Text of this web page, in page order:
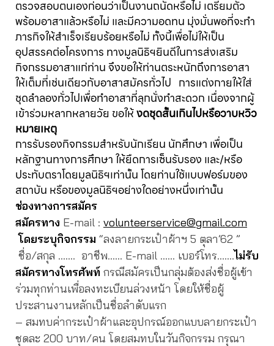
ตรวจสอบตนเองก่อนว่าเป็นงานถนัดหรือไม่ เตรียมตัว
พร้อมอาสาแล้วหรือไม่ และมีความอดทน มุ่งมั่นพอที่จะทำ
ภารกิจให้สำเร็จเรียบร้อยหรือไม่ ทั้งนี้เพื่อไม่ให้เป็น
อุปสรรคต่อโครงการ ทางมูลนิธิฯยินดีในการส่งเสริม
กิจกรรมอาสาแก่ท่าน จึงขอให้ท่านตระหนักถึงการอาสา
ให้เต็มที่เช่นเดียวกับอาสาสมัครทั่วไป การแต่งกายให้ใส่
ชุดลำลองทั่วไปเพื่อทำอาสาที่ลุกนั่งทำสะดวก เนื่องจากผู้
เข้าร่วมหลากหลายวัย ขอให้งดชุดสั้นเกินไปหรือวาบหวิว
หมายเหตุ
การรับรองกิจกรรมสำหรับนักเรียน นักศึกษา เพื่อเป็น
หลักฐานทางการศึกษา ให้ยืดการเซ็นรับรอง และ/หรือ
ประทับตราโดยมูลนิธิฯเท่านั้น โดยท่านใช้แบบฟอร์มของ
สถาบัน หรือของมูลนิธิฯอย่างใดอย่างหนึ่งเท่านั้น
ช่องทางการสมัคร
สมัครทาง E-mail : volunteerservice@gmail.com
โดยระบุกิจกรรม “ลงลายกระเป๋าผ้าฯ 5 ตุลา’62 ”
ชื่อ/สกุล ……. อาชีพ…… E-mail …… เบอร์โทร…….ไม่รับ
สมัครทางโทรศัพท์ กรณีสมัครเป็นกลุ่มต้องส่งชื่อผู้เข้า
ร่วมทุกท่านเพื่อลงทะเบียนล่วงหน้า โดยให้ชื่อผู้
ประสานงานหลักเป็นชื่อลำดับแรก
– สมทบค่ากระเป๋าผ้าและอุปกรณ์ออกแบบลายกระเป๋า
ชุดละ 200 บาท/คน โดยสมทบในวันกิจกรรม กรุณา